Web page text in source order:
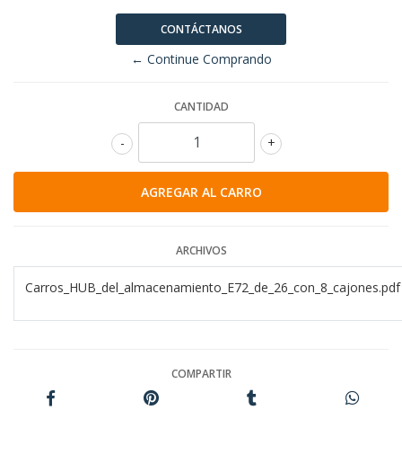
CONTÁCTANOS
← Continue Comprando
CANTIDAD
+
-
ARCHIVOS
Carros_HUB_del_almacenamiento_E72_de_26_con_8_cajones.pdf
COMPARTIR